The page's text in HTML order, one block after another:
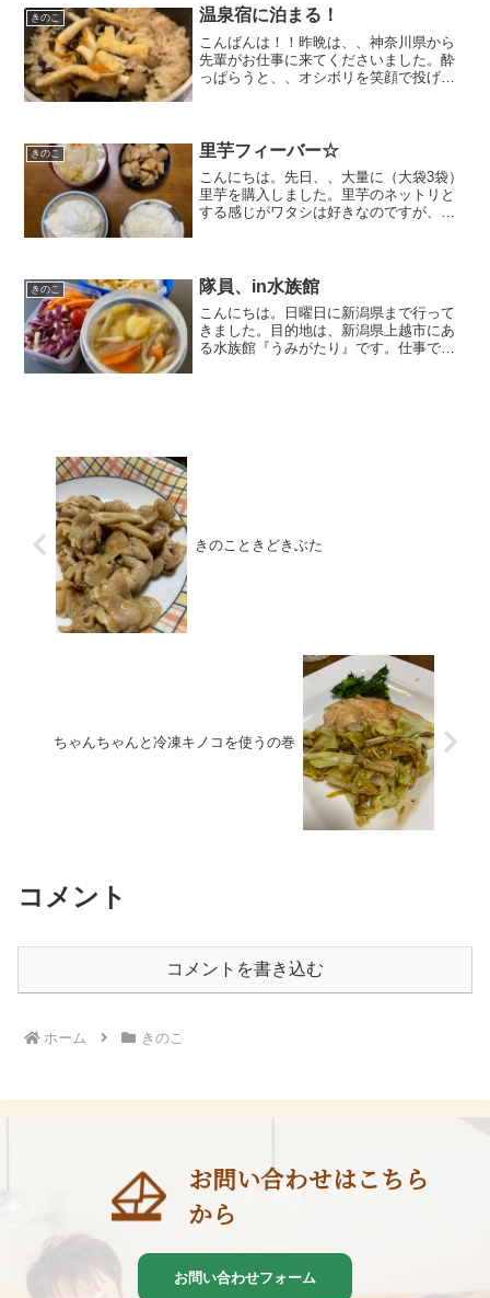
しい。仕事にならん(;^_^Aそんなおバカ
なワタシ...
きのこ 温泉宿に泊まる！
こんばんは！！昨晩は、、神奈川県から
先輩がお仕事に来てくださいました。酔
っぱらうと、、オシボリを笑顔で投げて
を紹介させてもらいました。そして...
きのこ 里芋フィーバー☆
こんにちは。先日、、大量に（大袋3袋）
里芋を購入しました。里芋のネットリと
する感じがワタシは好きなのですが、、
みかけてましたのでサッ...
きのこ 隊員、in水族館
こんにちは。日曜日に新潟県まで行って
きました。目的地は、新潟県上越市にあ
る水族館『うみがたり』です。仕事で２,
きのこときどきぶた
ちゃんちゃんと冷凍キノコを使うの巻
コメント
コメントを書き込む
ホーム きのこ
お問い合わせはこちら
から
お問い合わせフォーム